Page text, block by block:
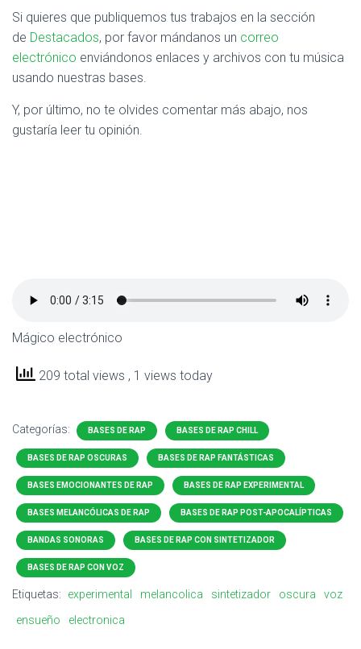
Si quieres que publiquemos tus trabajos en la sección
de Destacados, por favor mándanos un correo
electrónico enviándonos enlaces y archivos con tu música
usando nuestras bases.
Y, por último, no te olvides comentar más abajo, nos
gustaría leer tu opinión.
Mágico electrónico
209 total views , 1 views today
Categorías: BASES DE RAP BASES DE RAP CHILL
BASES DE RAP OSCURAS BASES DE RAP FANTÁSTICAS
BASES EMOCIONANTES DE RAP BASES DE RAP EXPERIMENTAL
BASES MELANCÓLICAS DE RAP BASES DE RAP POST-APOCALÍPTICAS
BANDAS SONORAS BASES DE RAP CON SINTETIZADOR
BASES DE RAP CON VOZ
Etiquetas: experimental melancolica sintetizador oscura
voz
ensueño
electronica